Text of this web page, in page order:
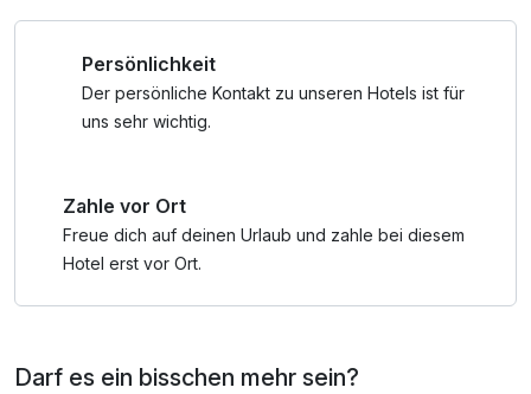
wunderschöne Heidelberger Altstadt zu erkunden, die Sie
in nur etwa 15 Autominuten erreichen. Nach Ihren
Entdeckungstouren lädt der Wellnessbereich des Hotels zu
Sie zusammen wunderbar zur Ruhe kommen.
Hotelbeschreibung
für ausgiebige Läufe, während Kulturinteressierte die
Persönlichkeit
Der persönliche Kontakt zu unseren Hotels ist für
uns sehr wichtig.
Zahle vor Ort
Freue dich auf deinen Urlaub und zahle bei diesem
Hotel erst vor Ort.
Darf es ein bisschen mehr sein?